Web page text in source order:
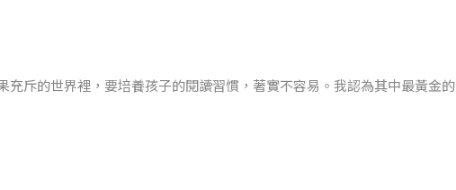
斥的世界裡，要培養孩子的閱讀習慣，著實不容易。我認為其中最黃金的
邏輯思考、歸納整理、表達能力也會大幅躍進。在我15年執教生涯當中，
的例子。然而，要如何讓孩子從繪本進展到純